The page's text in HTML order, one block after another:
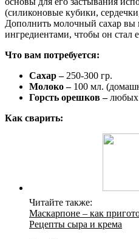
(силиконовые кубики,
Дополнить молочный сахар
ингредиентами, чтобы он стал
Что вам потребуется:
Сахар –250-300 гр.
Молоко –100 мл.
Горсть орешков –любых
Как сварить:
Читайте также:
Маскарпоне – как
Рецепты сыра и крема